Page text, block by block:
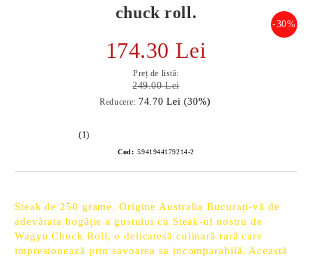
chuck roll.
-30%
174.30 Lei
Preț de listă:
249.00 Lei
Reducere: 74.70 Lei (30%)
(1)
Cod: 5941944179214-2
Steak de 250 grame. Origine Australia Bucurați-vă de
adevărata bogăție a gustului cu Steak-ul nostru de
Wagyu Chuck Roll, o delicatesă culinară rară care
impresionează prin savoarea sa incomparabilă. Această